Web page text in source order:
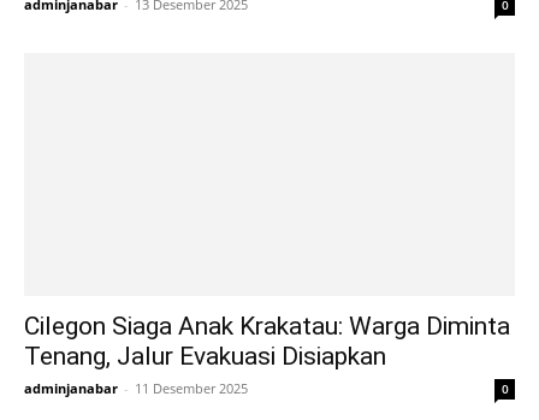
adminjanabar - 13 Desember 2025 0
Cilegon Siaga Anak Krakatau: Warga Diminta
Tenang, Jalur Evakuasi Disiapkan
adminjanabar - 11 Desember 2025 0